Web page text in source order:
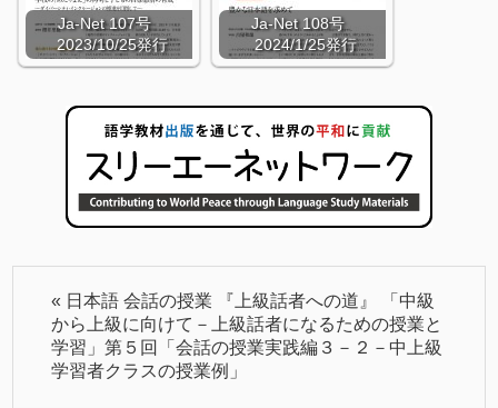
Ja-Net 107号
2023/10/25発行
Ja-Net 108号
2024/1/25発行
« 日本語 会話の授業 『上級話者への道』 「中級
から上級に向けて－上級話者になるための授業と
学習」第５回「会話の授業実践編３－２－中上級
学習者クラスの授業例」